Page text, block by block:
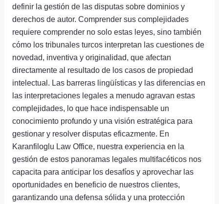
definir la gestión de las disputas sobre dominios y
derechos de autor. Comprender sus complejidades
requiere comprender no solo estas leyes, sino también
cómo los tribunales turcos interpretan las cuestiones de
novedad, inventiva y originalidad, que afectan
directamente al resultado de los casos de propiedad
intelectual. Las barreras lingüísticas y las diferencias en
las interpretaciones legales a menudo agravan estas
complejidades, lo que hace indispensable un
conocimiento profundo y una visión estratégica para
gestionar y resolver disputas eficazmente. En
Karanfiloglu Law Office, nuestra experiencia en la
gestión de estos panoramas legales multifacéticos nos
capacita para anticipar los desafíos y aprovechar las
oportunidades en beneficio de nuestros clientes,
garantizando una defensa sólida y una protección